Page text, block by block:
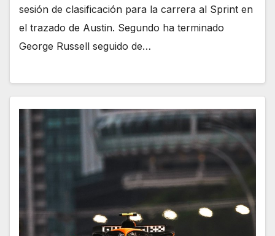
sesión de clasificación para la carrera al Sprint en
el trazado de Austin. Segundo ha terminado
George Russell seguido de…